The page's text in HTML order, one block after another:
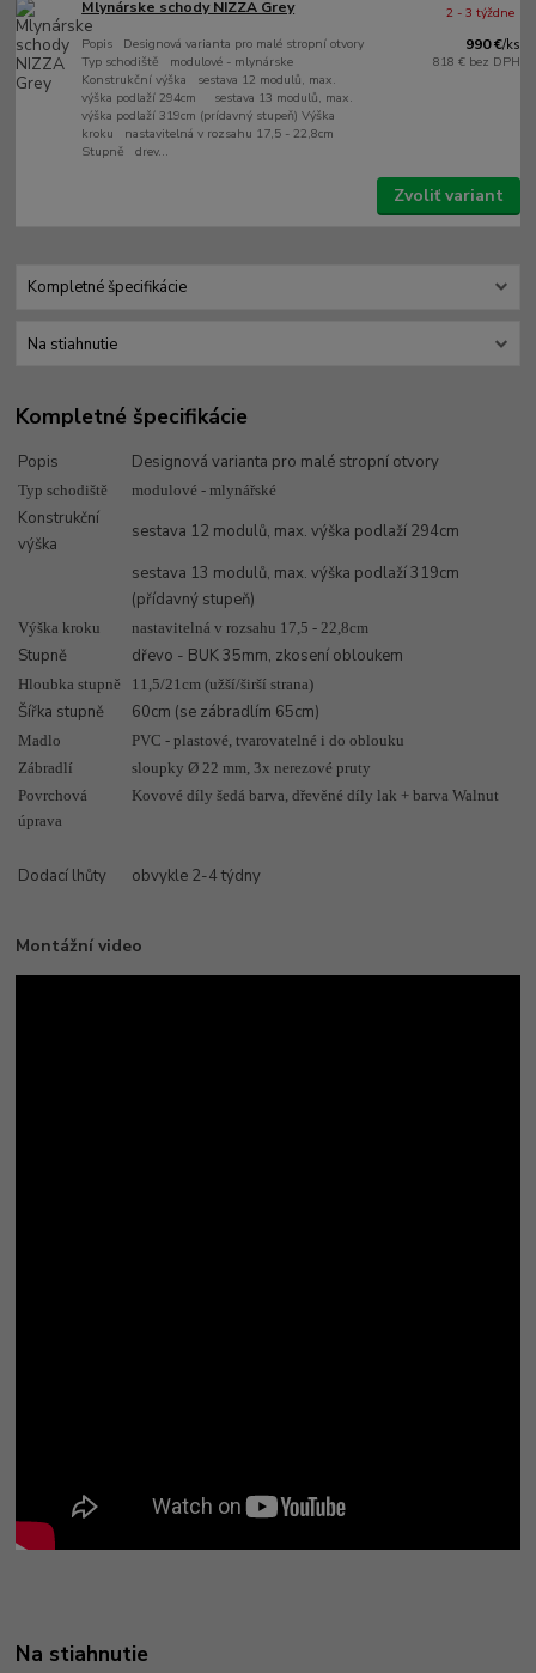
Mlynárske schody NIZZA Grey
Popis Designová varianta pro malé stropní otvory
Typ schodiště modulové - mlynárske
Konstrukční výška sestava 12 modulů, max.
výška podlaží 294cm sestava 13 modulů, max.
výška podlaží 319cm (prídavný stupeň) Výška
kroku nastavitelná v rozsahu 17,5 - 22,8cm
Stupně drev...
990 €/ks
818 € bez DPH
2 - 3 týždne
Zvoliť variant
Kompletné špecifikácie
Na stiahnutie
Kompletné špecifikácie
Popis Designová varianta pro malé stropní otvory
Typ schodiště modulové - mlynářské
Konstrukční
výška
sestava 12 modulů, max. výška podlaží 294cm
sestava 13 modulů, max. výška podlaží 319cm
(přídavný stupeň)
Výška kroku nastavitelná v rozsahu 17,5 - 22,8cm
Stupně dřevo - BUK 35mm, zkosení obloukem
Hloubka stupně 11,5/21cm (užší/širší strana)
Šířka stupně 60cm (se zábradlím 65cm)
Madlo
PVC - plastové, tvarovatelné i do oblouku
Zábradlí
sloupky Ø 22 mm, 3x nerezové pruty
Povrchová
úprava
Kovové díly šedá barva, dřevěné díly lak + barva Walnut
Dodací lhůty obvykle 2-4 týdny
Montážní video
Na stiahnutie